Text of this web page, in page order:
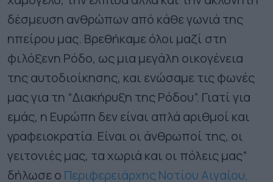
δέσμευση ανθρώπων από κάθε γωνιά της
ηπείρου μας. Βρεθήκαμε όλοι μαζί στη
φιλόξενη Ρόδο, ως μια μεγάλη οικογένεια
της αυτοδιοίκησης, και ενώσαμε τις φωνές
μας για τη “Διακήρυξη της Ρόδου”. Γιατί για
εμάς, η Ευρώπη δεν είναι απλά αριθμοί και
γραφειοκρατία. Είναι οι άνθρωποί της, οι
γειτονιές μας, τα χωριά και οι πόλεις μας”
δήλωσε ο Περιφερειάρχης Νοτίου Αιγαίου,